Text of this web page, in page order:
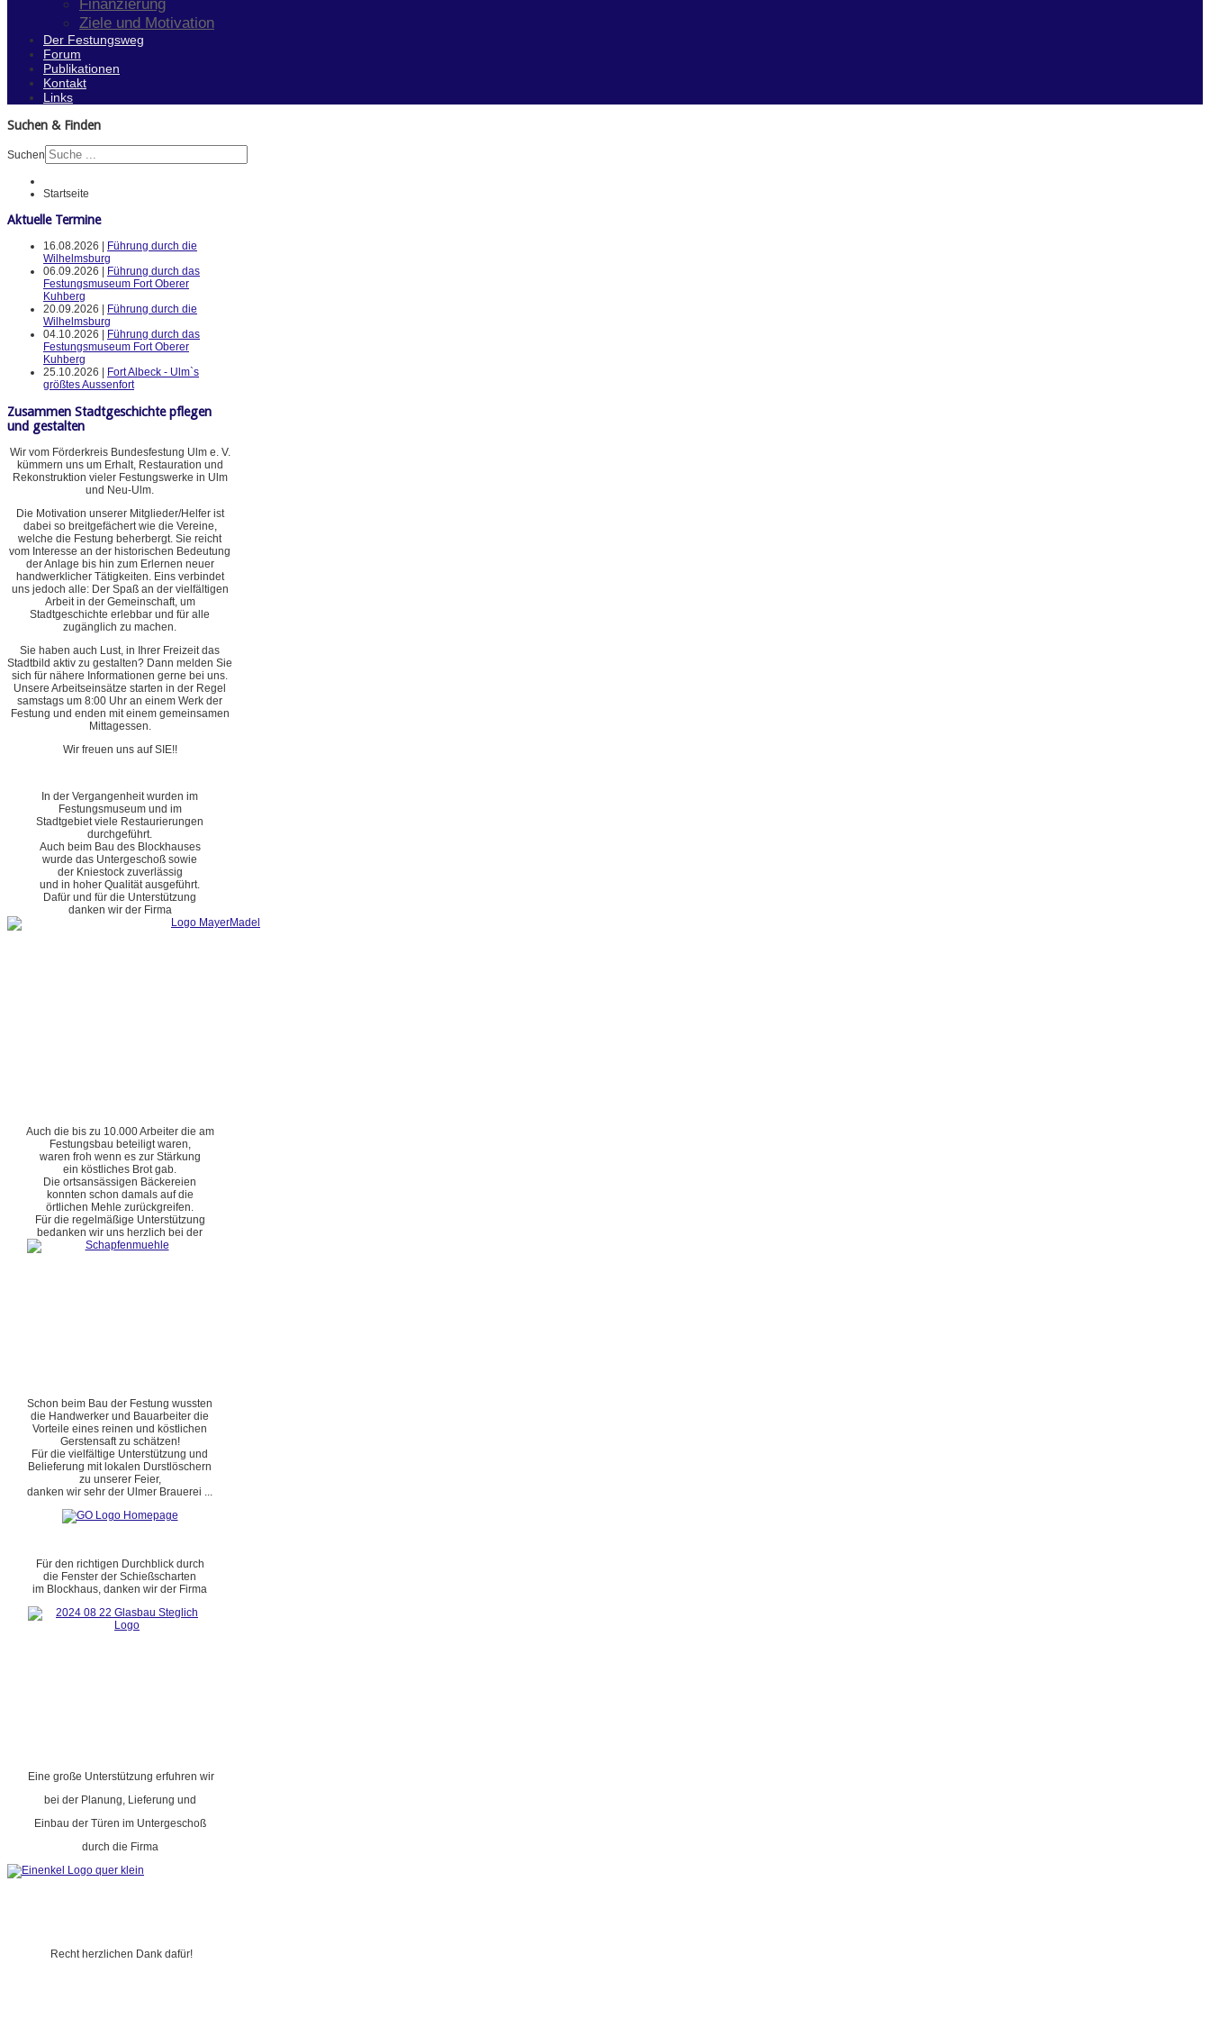
Finanzierung
Ziele und Motivation
Der Festungsweg
Forum
Publikationen
Kontakt
Links
Suchen & Finden
Suchen
Startseite
Aktuelle Termine
16.08.2026 |
Führung durch die
Wilhelmsburg
06.09.2026 |
Führung durch das
Festungsmuseum Fort Oberer
Kuhberg
20.09.2026 |
Führung durch die
Wilhelmsburg
04.10.2026 |
Führung durch das
Festungsmuseum Fort Oberer
Kuhberg
25.10.2026 |
Fort Albeck - Ulm`s
größtes Aussenfort
Zusammen Stadtgeschichte pflegen
und gestalten
Wir vom Förderkreis Bundesfestung Ulm e. V.
kümmern uns um Erhalt, Restauration und
Rekonstruktion vieler Festungswerke in Ulm
und Neu-Ulm.
Die Motivation unserer Mitglieder/Helfer ist
dabei so breitgefächert wie die Vereine,
welche die Festung beherbergt. Sie reicht
vom Interesse an der historischen Bedeutung
der Anlage bis hin zum Erlernen neuer
handwerklicher Tätigkeiten. Eins verbindet
uns jedoch alle: Der Spaß an der vielfältigen
Arbeit in der Gemeinschaft, um
Stadtgeschichte erlebbar und für alle
zugänglich zu machen.
Sie haben auch Lust, in Ihrer Freizeit das
Stadtbild aktiv zu gestalten? Dann melden Sie
sich für nähere Informationen gerne bei uns.
Unsere Arbeitseinsätze starten in der Regel
samstags um 8:00 Uhr an einem Werk der
Festung und enden mit einem gemeinsamen
Mittagessen.
Wir freuen uns auf SIE!!
In der Vergangenheit wurden im
Festungsmuseum und im
Stadtgebiet viele Restaurierungen
durchgeführt.
Auch beim Bau des Blockhauses
wurde das Untergeschoß sowie
der Kniestock zuverlässig
und in hoher Qualität ausgeführt.
Dafür und für die Unterstützung
danken wir der Firma
Auch die bis zu 10.000 Arbeiter die am
Festungsbau beteiligt waren,
waren froh wenn es zur Stärkung
ein köstliches Brot gab.
Die ortsansässigen Bäckereien
konnten schon damals auf die
örtlichen Mehle zurückgreifen.
Für die regelmäßige Unterstützung
bedanken wir uns herzlich bei der
Schon beim Bau der Festung wussten
die Handwerker und Bauarbeiter die
Vorteile eines reinen und köstlichen
Gerstensaft zu schätzen!
Für die vielfältige Unterstützung und
Belieferung mit lokalen Durstlöschern
zu unserer Feier,
danken wir sehr der Ulmer Brauerei ...
Für den richtigen Durchblick durch
die Fenster der Schießscharten
im Blockhaus, danken wir der Firma
Eine große Unterstützung erfuhren wir
bei der Planung, Lieferung und
Einbau der Türen im Untergeschoß
durch die Firma
Recht herzlichen Dank dafür!